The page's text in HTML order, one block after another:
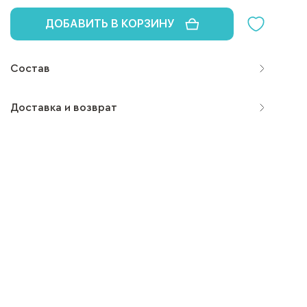
ДОБАВИТЬ В КОРЗИНУ
Состав
Доставка и возврат